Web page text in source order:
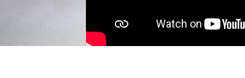
Klantenbeoordeling